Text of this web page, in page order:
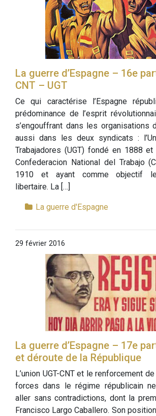
La guerre d’Espagne – 16e
CNT – UGT
Ce qui caractérise l’Espagne
prédominance de l’esprit
s’engouffrant dans les organisations
aussi dans les deux syndicats :
Trabajadores (UGT) fondé en 1888
Confederacion National del Trabajo
1910 et ayant comme objectif le
libertaire. La […]
La guerre d'Espagne
29 février 2016
La guerre d’Espagne – 17e
et déroute de la République
L’union UGT-CNT et le renforcement
forces dans le régime républicain
aller sans contradictions, dont la
Francisco Largo Caballero. Son